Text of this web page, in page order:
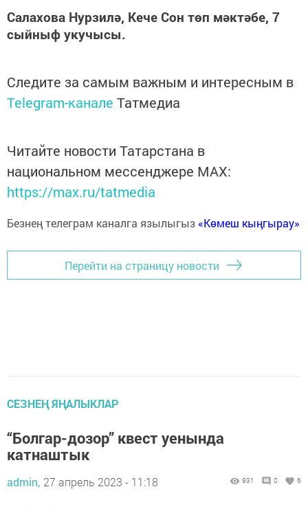
Салахова Нурзилә, Кече Сон төп мәктәбе, 7
сыйныф укучысы.
Следите за самым важным и интересным в
Telegram-канале Татмедиа
Читайте новости Татарстана в
национальном мессенджере MАХ:
https://max.ru/tatmedia
Безнең телеграм каналга язылыгыз «Көмеш кыңгырау»
Перейти на страницу новости
СЕЗНЕҢ ЯҢАЛЫКЛАР
“Болгар-дозор” квест уенында
катнаштык
admin, 27 апрель 2023 - 11:18 931 0 6